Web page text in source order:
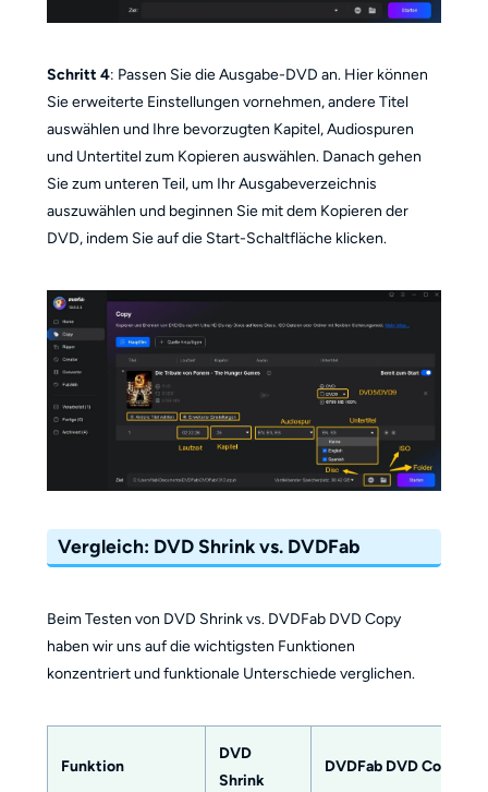
Schritt 4: Passen Sie die Ausgabe-DVD an. Hier können
Sie erweiterte Einstellungen vornehmen, andere Titel
auswählen und Ihre bevorzugten Kapitel, Audiospuren
und Untertitel zum Kopieren auswählen. Danach gehen
Sie zum unteren Teil, um Ihr Ausgabeverzeichnis
auszuwählen und beginnen Sie mit dem Kopieren der
DVD, indem Sie auf die Start-Schaltfläche klicken.
Vergleich: DVD Shrink vs. DVDFab
Beim Testen von DVD Shrink vs. DVDFab DVD Copy
haben wir uns auf die wichtigsten Funktionen
konzentriert und funktionale Unterschiede verglichen.
Funktion
DVD
Shrink
DVDFab DVD Copy